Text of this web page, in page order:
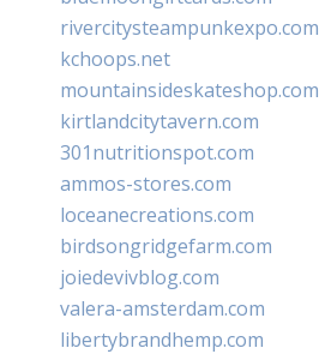
rivercitysteampunkexpo.com
kchoops.net
mountainsideskateshop.com
kirtlandcitytavern.com
301nutritionspot.com
ammos-stores.com
loceanecreations.com
birdsongridgefarm.com
joiedevivblog.com
valera-amsterdam.com
libertybrandhemp.com